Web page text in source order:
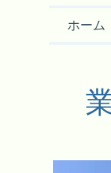
ホーム